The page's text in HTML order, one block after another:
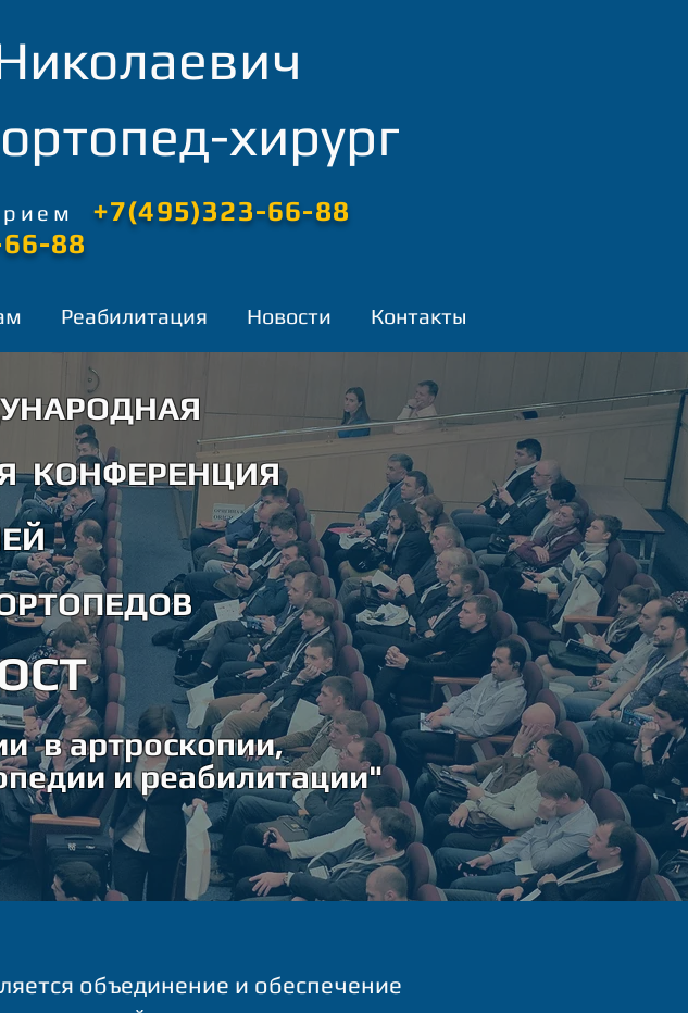
хирург
+7(495)323-66-88
88
Реабилитация Новости Контакты
КОНФЕРЕНЦИЯ
в артроскопии,
и реабилитации"
объединение и обеспечение